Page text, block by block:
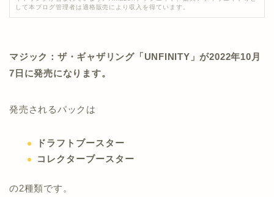
して本ブログ管理者は適格販売により収入を得ています。
マジック：ザ・ギャザリング「UNFINITY」が2022年10月
7日に発売になります。
発売されるパックは
ドラフトブースター
コレクターブースター
の2種類です。